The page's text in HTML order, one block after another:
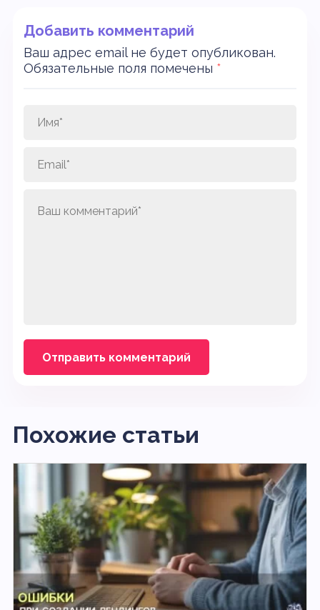
Добавить комментарий
Ваш адрес email не будет опубликован.
Обязательные поля помечены *
Похожие статьи